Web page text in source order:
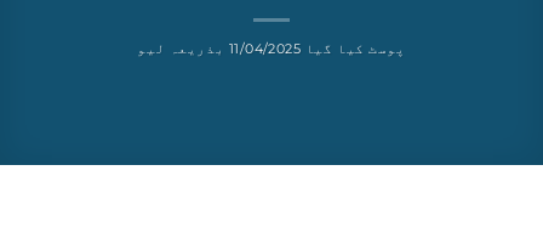
پوسٹ کیا گیا 11/04/2025 بذریعہ لیو